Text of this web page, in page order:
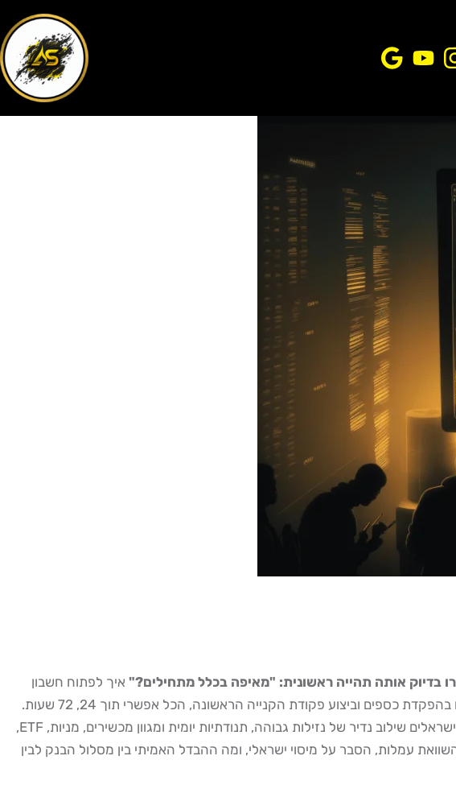
איך לפתוח חשבון
מסחר בנאסד"ק מישראל הוא תהליך שמתחיל בבחירת פלטפורמה מתאימה, ממשיך באימות זהות ומסמכים, ומסתיים בהפקדת כספים וביצוע פקודת הקנייה הראשונה, הכל אפשרי תוך 24, 72 שעות.
הנאסד"ק, הבורסה הטכנולוגית הגדולה בעולם עם מניות כמו NVIDIA, Apple, Tesla ו-Microsoft, מציע לסוחרים הישראלים שילוב נדיר של נזילות גבוהה, תנודתיות יומית ומגוון מכשירים, מניות, ETF,
עמלות, הסבר על מיסוי ישראלי, ומה ההבדל האמיתי בין מסלול הבנק לבין